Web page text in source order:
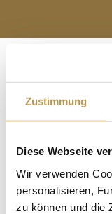
Zustimmung
Diese Webseite
Wir verwenden
personalisieren,
zu können und die
« Alle
Diese